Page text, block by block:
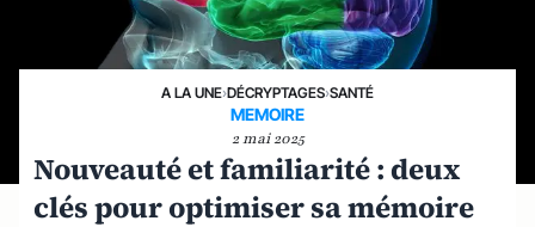
A LA UNE›DÉCRYPTAGES›SANTÉ
MEMOIRE
2 mai 2025
Nouveauté et familiarité : deux
clés pour optimiser sa mémoire